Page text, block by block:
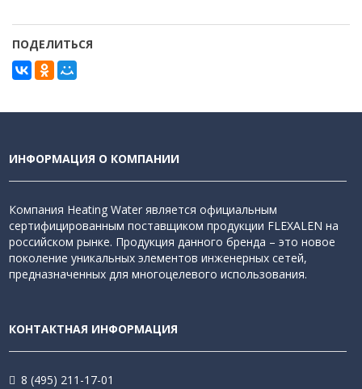
ПОДЕЛИТЬСЯ
ИНФОРМАЦИЯ О КОМПАНИИ
Компания Heating Water является официальным
сертифицированным поставщиком продукции FLEXALEN на
российском рынке. Продукция данного бренда – это новое
поколение уникальных элементов инженерных сетей,
предназначенных для многоцелевого использования.
КОНТАКТНАЯ ИНФОРМАЦИЯ
8 (495) 211-17-01